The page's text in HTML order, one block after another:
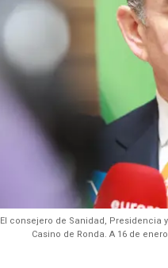
El consejero de Sanidad, Presidencia
Casino de Ronda. A 16 de